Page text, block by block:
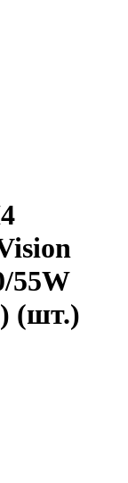
55W
(шт.)